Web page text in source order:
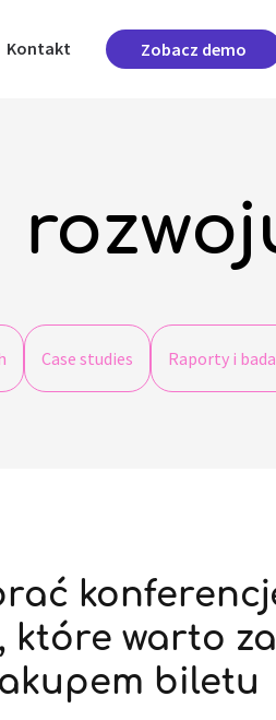
Kontakt Zobacz demo
Case studies Raporty i
które warto
biletu